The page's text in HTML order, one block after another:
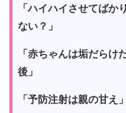
「ハイハイさせてばか
ない？」
「赤ちゃんは垢だらけ
後」
「予防注射は親の甘え」